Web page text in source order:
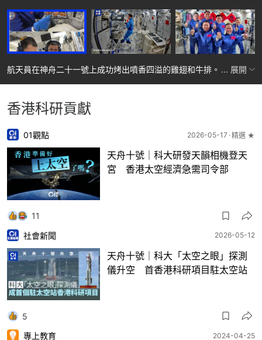
航天員在神舟二十一號上成功烤出噴香四溢的雞翅和牛排。 ... 展開
香港科研貢獻
01觀點 2026-05-17 精選 ★
天舟十號｜科大研發天韻相機登天
宮 香港太空經濟急需司令部
11
社會新聞
2026-05-12
天舟十號｜科大「太空之眼」探測
儀升空 首香港科研項目駐太空站
5
專上教育
2024-04-25